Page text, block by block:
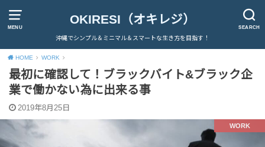
MENU SEARCH
OKIRESI（オキレジ）
沖縄でシンプル＆ミニマル＆スマートな生き方を目指す！
HOME WORK
最初に確認して！ブラックバイト&ブラック企
業で働かない為に出来る事
2019年8月25日
WORK